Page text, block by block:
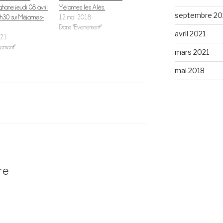
jeudi 08 avril
sur Méjannes-
Méjannes les Alès.
12 mai 2018
Dans "Evènement"
septembre
avril 2021
mars 2021
mai 2018